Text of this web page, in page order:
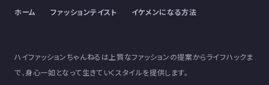
ホーム ファッションテイスト イケメンになる方法
ハイファッションちゃんねるは上質なファッションの提案からライフハックま
で、身心一如となって生きていくスタイルを提供します。